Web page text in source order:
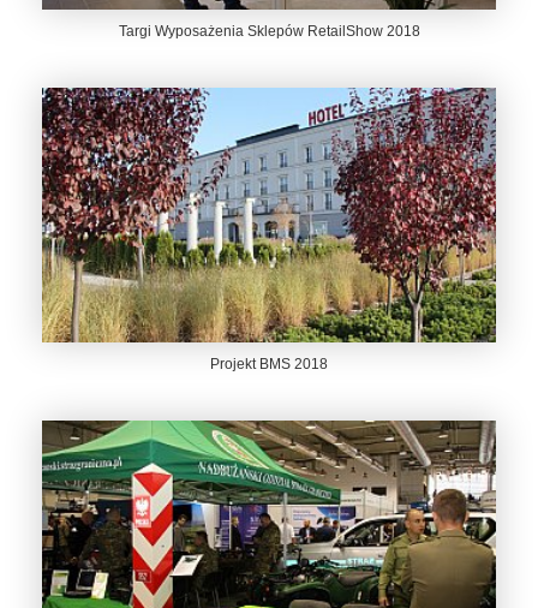
Targi Wyposażenia Sklepów RetailShow 2018
Projekt BMS 2018